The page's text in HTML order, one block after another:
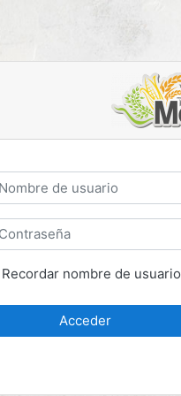
de usuario
Recordar nombre de usuario
Acceder